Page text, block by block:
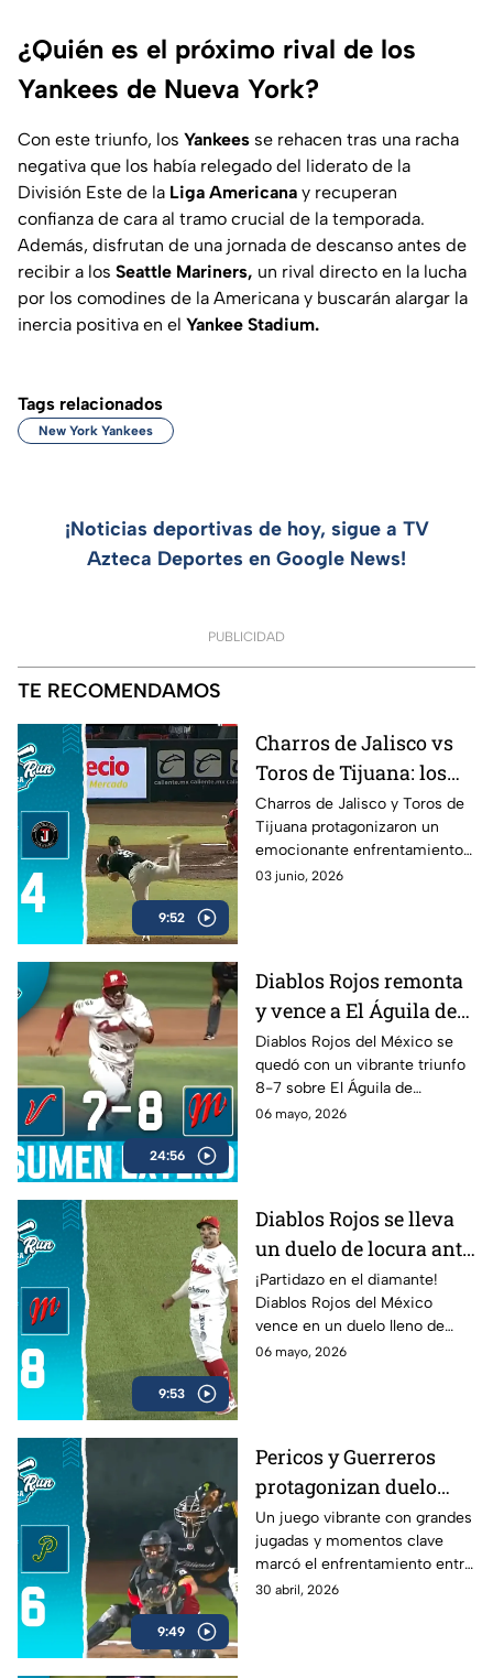
¿Quién es el próximo rival de los
Yankees de Nueva York?
Con este triunfo, los Yankees se rehacen tras una racha
negativa que los había relegado del liderato de la
División Este de la Liga Americana y recuperan
confianza de cara al tramo crucial de la temporada.
Además, disfrutan de una jornada de descanso antes de
recibir a los Seattle Mariners, un rival directo en la lucha
por los comodines de la Americana y buscarán alargar la
inercia positiva en el Yankee Stadium.
Tags relacionados
New York Yankees
¡Noticias deportivas de hoy, sigue a TV
Azteca Deportes en Google News!
PUBLICIDAD
TE RECOMENDAMOS
9:52
Charros de Jalisco vs
Toros de Tijuana: los
mejores momentos del
duelo en Home Run
Azteca
Charros de Jalisco y Toros de
Tijuana protagonizaron un
emocionante enfrentamiento
en la Liga Mexicana de Beisbol.
Home Run Azteca.
03 junio, 2026
24:56
Diablos Rojos remonta
y vence a El Águila de
Veracruz en cierre
cardíaco
Diablos Rojos del México se
quedó con un vibrante triunfo
8-7 sobre El Águila de
Veracruz en un duelo lleno de
06 mayo, 2026
9:53
Diablos Rojos se lleva
un duelo de locura ante
El Águila de Veracruz
(8-7)
¡Partidazo en el diamante!
Diablos Rojos del México
vence en un duelo lleno de
emociones a El Águila de
06 mayo, 2026
9:49
Pericos y Guerreros
protagonizan duelo
lleno de emociones en
la LMB
Un juego vibrante con grandes
jugadas y momentos clave
marcó el enfrentamiento entre
Pericos y Guerreros.
30 abril, 2026